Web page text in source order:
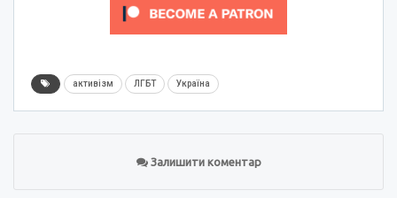
активізм ЛГБТ Україна
Залишити коментар